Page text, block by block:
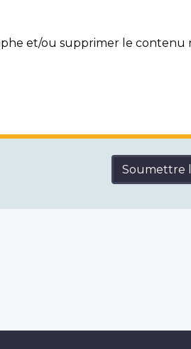
et/ou supprimer le contenu
Soumettre